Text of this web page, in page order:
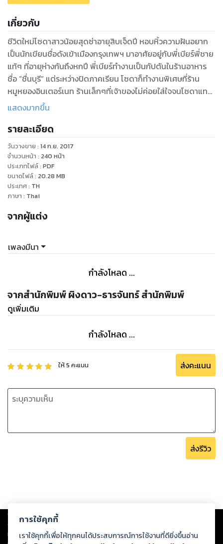
เกี่ยวกับ
ชีวิตใหม่โซดาสาวน้อยสุดซ่าอายุสิบเจ็ดปี หอบหิ้วความฝันอยาก
เป็นนักเขียนชื่อดังเข้าเมืองกรุงเทพฯ มาอาศัยอยู่กับพี่เบียร์พี่ชาย
แท้ๆ ที่อายุห่างกันถึงหกปี พี่เบียร์ทำงานเป็นกัปตันในร้านอาหาร
ชื่อ “ชื่นบุรี” แต่ระหว่างปิดภาคเรียน โซดาก็ทำงานพิเศษที่ร้าน
หมูหยองอินเตอร์เนท ร้านเล็กๆที่เจ้าของไม่ค่อยใส่ใจจนโซดาแทบ
จะกลายเป็นเจ้าของร้านเสียเอง
ในวันที่สาวโซดามาอบรมนักเขียนหน้าใหม่ ได้พบชายหนุ่มแปลก
หน้าไม่ใช่คนแต่เป็น “วิญญาณพเนจร” ที่มีโซดาเท่านั้นที่มองเห็น
และที่เลวร้ายที่สุดคือ เป็น “ผีที่ความจำเสื่อม”
เพราะเธอคือคนเดียวที่มองเห็นเขา เรื่องวุ่นวายในการตามสืบเสาะ
แสดงมากขึ้น
รายละเอียด
วันวางขาย : 14 ก.ย. 2017
จำนวนหน้า : 240 หน้า
ประเภทไฟล์: PDF
ขนาดไฟล์: 20.28 MB
ประเทศ: TH
ภาษา : Thai
จากผู้แต่ง
เพลงมีนา
กำลังโหลด ...
จากสำนักพิมพ์ ผิงดาว-ธารจันทร์ สำนักพิมพ์
ดูเพิ่มเติม
กำลังโหลด ...
ให้5 คะแนน ส่งคะแนน
ส่งรีวิว
Copyright © 2026
ต่อผลงานหรือเนื้อหาใดที่อัปโหลดผ่านเว็บไซต์และปรากฏว่าละเมิดสิทธิใน
ทรัพย์สินทางปัญญาของบุคคลอื่นหรือขัดต่อกฎหมายและศีลธรรม ดังนั้น ผู้อ่าน
การใช้คุกกี้
เราใช้คุกกี้เพื่อให้ทุกคนได้ประสบการณ์การใช้งานที่ดียิ่งขึ้นอ่าน